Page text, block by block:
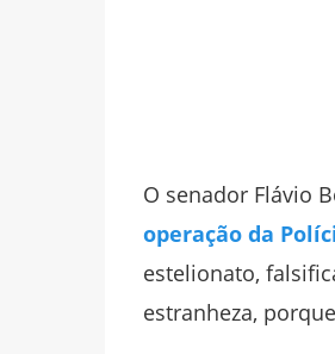
O senador Flávio
operação da
estelionato,
estranheza,